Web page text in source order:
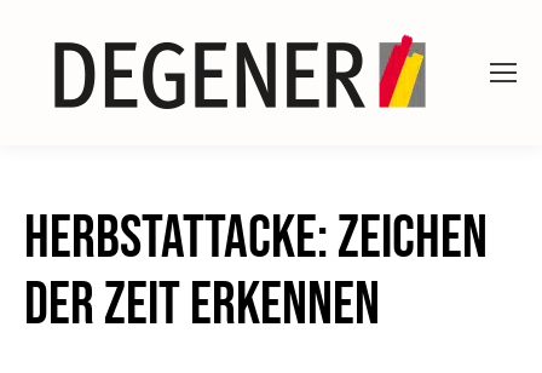
Herbstattacke: Zeichen
der Zeit erkennen